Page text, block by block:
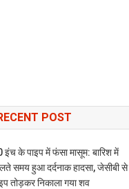
POST
इंच के पाइप में फंसा मासूम: बारिश में
समय हुआ दर्दनाक हादसा, जेसीबी से
तोड़कर निकाला गया शव